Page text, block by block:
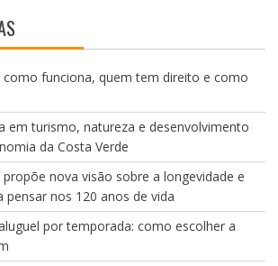
como funciona, quem tem direito e como
em turismo, natureza e desenvolvimento
da Costa Verde
nova visão sobre a longevidade e
pensar nos 120 anos de vida
por temporada: como escolher a